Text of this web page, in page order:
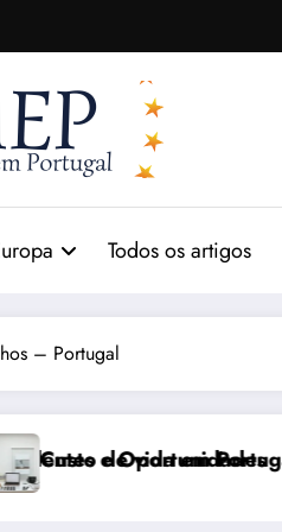
Todos os artigos
– Portugal
impactos reais e